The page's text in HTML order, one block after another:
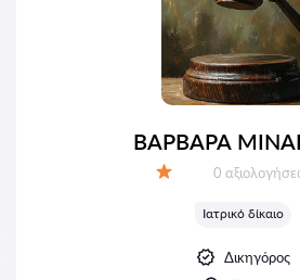
ΒΑΡΒΑΡΑ
Αξιολογήσεις:
0
Ιατρικό δίκαιο
Δικηγόρος